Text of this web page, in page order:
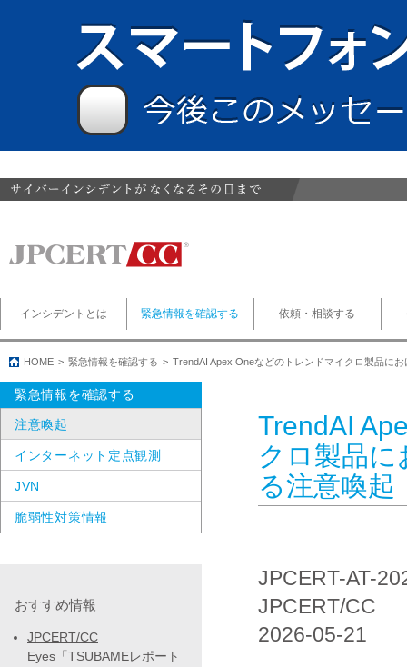
インシデントとは 緊急情報を確認する 依頼・相談する
HOME 緊急情報を確認する TrendAI Apex Oneなどのトレンドマイクロ製品に
TrendAI
クロ製品
る注意喚起
JPCERT-AT-
JPCERT/CC
2026-05-21
緊急情報を確認する
注意喚起
インターネット定点観測
JVN
脆弱性対策情報
おすすめ情報
JPCERT/CC
Eyes「TSUBAMEレポート